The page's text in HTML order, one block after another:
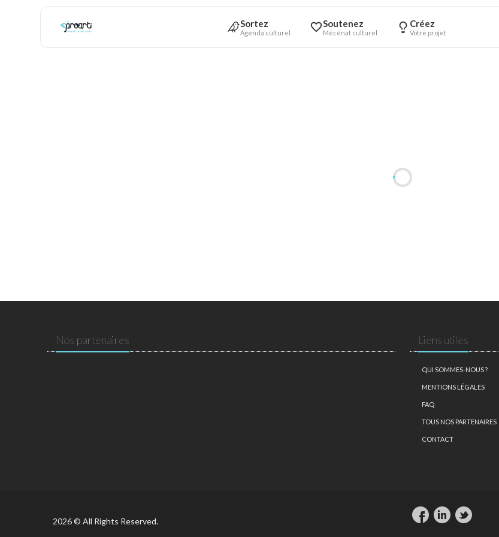
Sortez
Agenda culturel
Soutenez
Mécénat culturel
Créez
Votre projet
Nos partenaires Liens utiles
QUI SOMMES-NOUS ?
MENTIONS LÉGALES
FAQ
TOUS NOS PARTENAIRES
CONTACT
2026 © All Rights Reserved.